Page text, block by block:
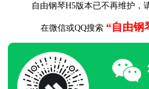
自由钢琴H5版本已不再维护，
在微信或QQ搜索 “自由钢